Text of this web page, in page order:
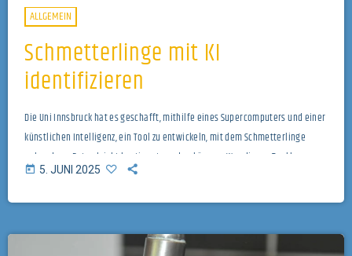
ALLGEMEIN
Schmetterlinge mit KI
identifizieren
Die Uni Innsbruck hat es geschafft, mithilfe eines Supercomputers und einer
künstlichen Intelligenz, ein Tool zu entwickeln, mit dem Schmetterlinge
anhand von Fotos leicht bestimmt werden können. Was dieses Tool kann und
wie die App funktioniert, hat unser Redakteur Mario Toifl mit Johannes
today 5. JUNI 2025